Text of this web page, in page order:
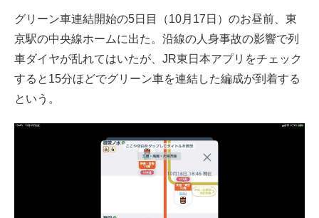
グリーン車連結開始の5日目（10月17日）のお昼前、東
京駅の中央線ホームに出た。沿線の人身事故の影響で列
車ダイヤが乱れてはいたが、JR東日本アプリをチェック
すると15分ほどでグリーン車を連結した編成が到着する
という。